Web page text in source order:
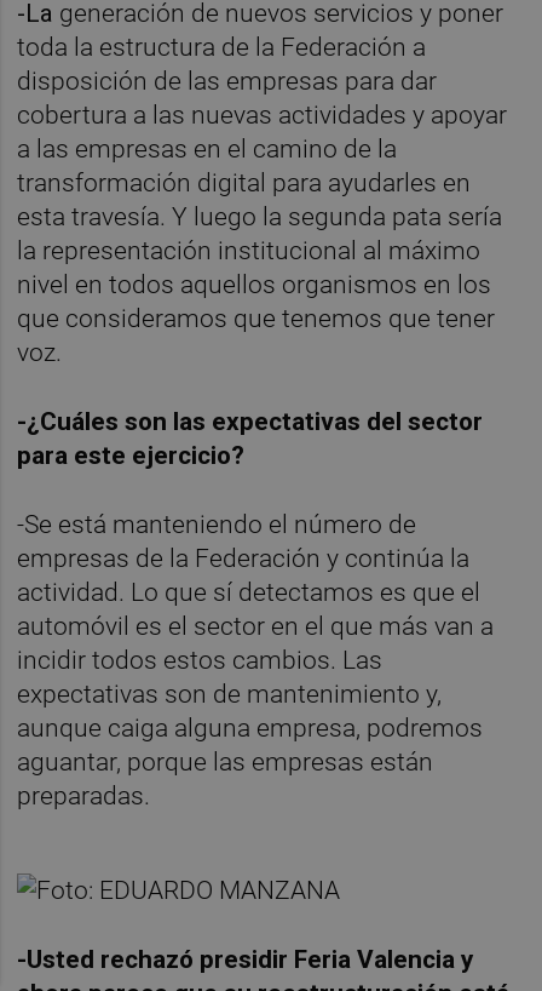
-La generación de nuevos servicios y poner
toda la estructura de la Federación a
disposición de las empresas para dar
cobertura a las nuevas actividades y apoyar
a las empresas en el camino de la
transformación digital para ayudarles en
esta travesía. Y luego la segunda pata sería
la representación institucional al máximo
nivel en todos aquellos organismos en los
que consideramos que tenemos que tener
voz.
-¿Cuáles son las expectativas del sector
para este ejercicio?
-Se está manteniendo el número de
empresas de la Federación y continúa la
actividad. Lo que sí detectamos es que el
automóvil es el sector en el que más van a
incidir todos estos cambios. Las
expectativas son de mantenimiento y,
aunque caiga alguna empresa, podremos
aguantar, porque las empresas están
preparadas.
-Usted rechazó presidir Feria Valencia y